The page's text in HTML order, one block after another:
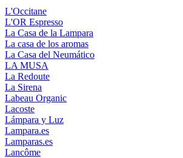
L'Occitane
L'OR Espresso
La Casa de la Lampara
La casa de los aromas
La Casa del Neumático
LA MUSA
La Redoute
La Sirena
Labeau Organic
Lacoste
Lámpara y Luz
Lampara.es
Lamparas.es
Lancôme